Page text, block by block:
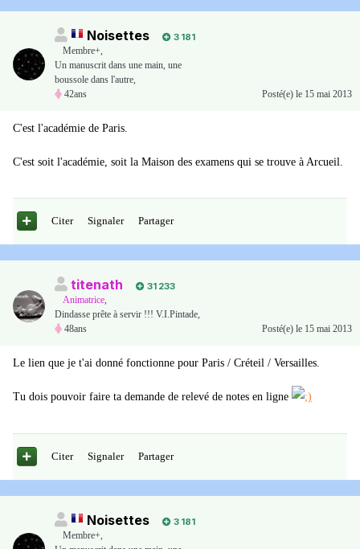
Noisettes
3 181
Membre+,
Un manuscrit dans une main, une
boussole dans l'autre,
42ans
Posté(e) le 15 mai 2013
C'est l'académie de Paris.
C'est soit l'académie, soit la Maison des examens qui se trouve à Arcueil.
Citer Signaler Partager
titenath
31 233
Animatrice
Dindasse prête à servir !!! V.I.Pintade,
48ans
Posté(e) le 15 mai 2013
Le lien que je t'ai donné fonctionne pour Paris / Créteil / Versailles.
Tu dois pouvoir faire ta demande de relevé de notes en ligne
Citer Signaler Partager
Noisettes
3 181
Membre+,